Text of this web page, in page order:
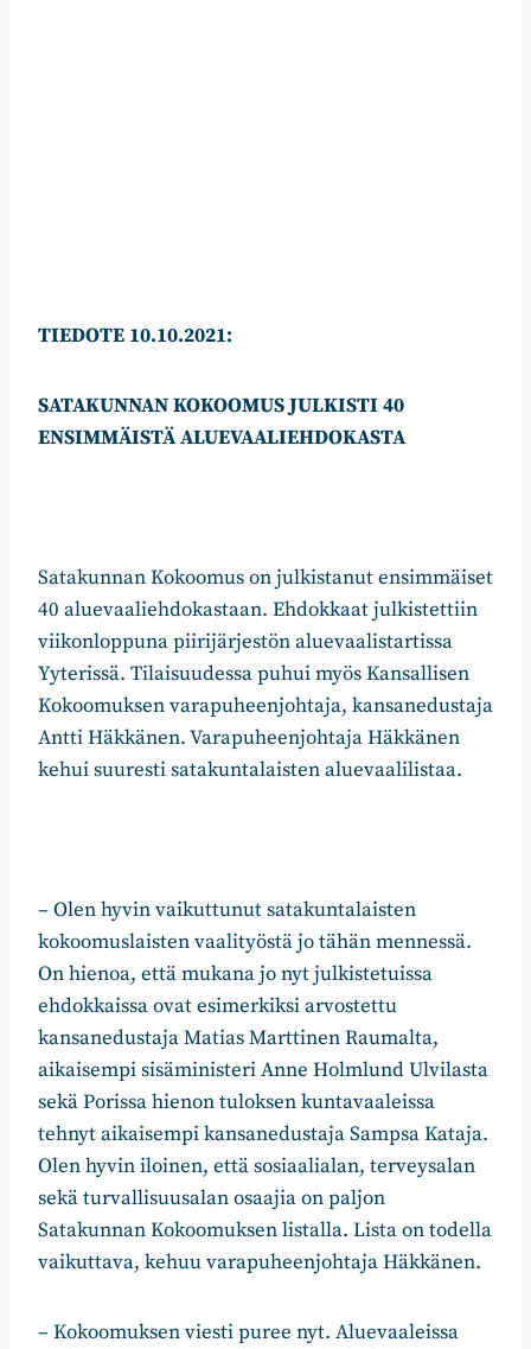
TIEDOTE 10.10.2021:
SATAKUNNAN KOKOOMUS JULKISTI 40
ENSIMMÄISTÄ ALUEVAALIEHDOKASTA
Satakunnan Kokoomus on julkistanut ensimmäiset
40 aluevaaliehdokastaan. Ehdokkaat julkistettiin
viikonloppuna piirijärjestön aluevaalistartissa
Yyterissä. Tilaisuudessa puhui myös Kansallisen
Kokoomuksen varapuheenjohtaja, kansanedustaja
Antti Häkkänen. Varapuheenjohtaja Häkkänen
kehui suuresti satakuntalaisten aluevaalilistaa.
– Olen hyvin vaikuttunut satakuntalaisten
kokoomuslaisten vaalityöstä jo tähän mennessä.
On hienoa, että mukana jo nyt julkistetuissa
ehdokkaissa ovat esimerkiksi arvostettu
kansanedustaja Matias Marttinen Raumalta,
aikaisempi sisäministeri Anne Holmlund Ulvilasta
sekä Porissa hienon tuloksen kuntavaaleissa
tehnyt aikaisempi kansanedustaja Sampsa Kataja.
Olen hyvin iloinen, että sosiaalialan, terveysalan
sekä turvallisuusalan osaajia on paljon
Satakunnan Kokoomuksen listalla. Lista on todella
vaikuttava, kehuu varapuheenjohtaja Häkkänen.
– Kokoomuksen viesti puree nyt. Aluevaaleissa